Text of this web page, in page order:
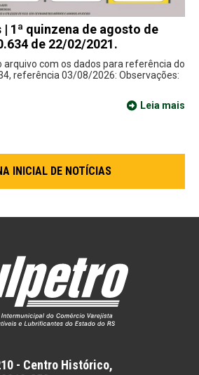
1ª quinzena de agosto de
de 22/02/2021.
arquivo com os dados para referência do
referência 03/08/2026: Observações:
Leia mais
INICIAL DE NOTÍCIAS
- Centro Histórico,